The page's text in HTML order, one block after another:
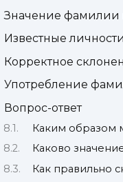
Значение фамилии
Известные
Корректное
Употребление
Вопрос-ответ
Каким образом
Каково
Как правильно